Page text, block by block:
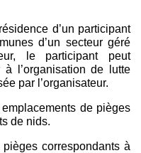
d’un participant
d’un secteur géré
le participant peut
à l’organisation de lutte
par l’organisateur.
de pièges
de nids.
pièges correspondants à